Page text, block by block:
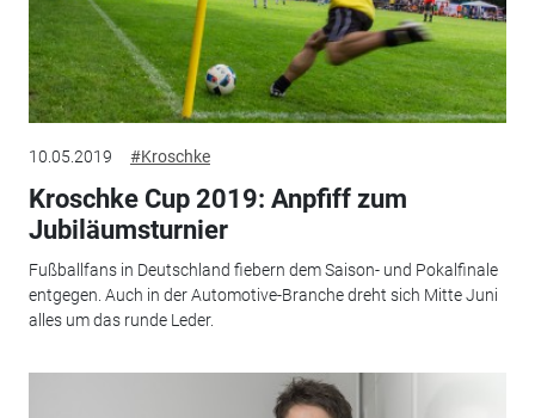
10.05.2019 #Kroschke
Kroschke Cup 2019: Anpfiff zum
Jubiläumsturnier
Fußballfans in Deutschland fiebern dem Saison- und Pokalfinale
entgegen. Auch in der Automotive-Branche dreht sich Mitte Juni
alles um das runde Leder.